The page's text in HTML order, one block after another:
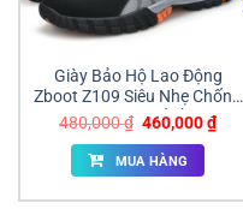
Giày Bảo Hộ Lao Động
Zboot Z109 Siêu Nhẹ Chống
Đâm Xuyên Giá Sỉ Đồng Nai
480,000₫ Giá
là:
480,000 ₫.
460,000₫Giá
hiện
MUA HÀNG